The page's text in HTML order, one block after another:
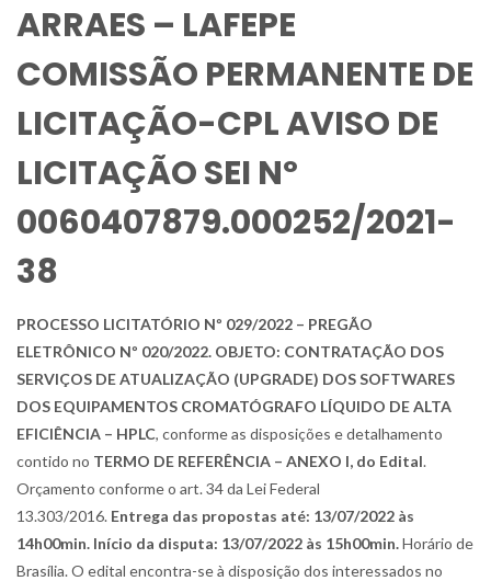
ARRAES – LAFEPE
COMISSÃO PERMANENTE DE
LICITAÇÃO-CPL AVISO DE
LICITAÇÃO SEI Nº
0060407879.000252/2021-
38
PROCESSO LICITATÓRIO Nº 029/2022 – PREGÃO
ELETRÔNICO Nº 020/2022. OBJETO: CONTRATAÇÃO DOS
SERVIÇOS DE ATUALIZAÇÃO (UPGRADE) DOS SOFTWARES
DOS EQUIPAMENTOS CROMATÓGRAFO LÍQUIDO DE ALTA
EFICIÊNCIA – HPLC, conforme as disposições e detalhamento
contido no TERMO DE REFERÊNCIA – ANEXO I, do Edital.
Orçamento conforme o art. 34 da Lei Federal
13.303/2016. Entrega das propostas até: 13/07/2022 às
14h00min. Início da disputa: 13/07/2022 às 15h00min.Horário de
Brasília. O edital encontra-se à disposição dos interessados no